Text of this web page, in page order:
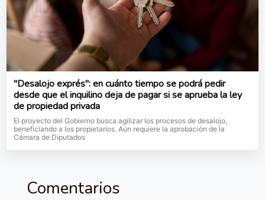
"Desalojo exprés": en cuánto tiempo se podrá pedir
desde que el inquilino deja de pagar si se aprueba la ley
de propiedad privada
El proyecto del Gobierno busca agilizar los procesos de desalojo,
beneficiando a los propietarios. Aún requiere la aprobación de la
Cámara de Diputados
Comentarios